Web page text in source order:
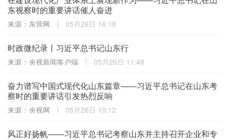
东视察时的重要讲话催人奋进
来源：东营网 05月26日 16:18
时政微纪录丨习近平总书记山东行
来源：央视新闻客户端 05月26日 11:48
奋力谱写中国式现代化山东篇章——习近平总书记在山东考
察时的重要讲话引发热烈反响
来源：央视网 05月26日 10:12
风正好扬帆——习近平总书记考察山东并主持召开企业和专